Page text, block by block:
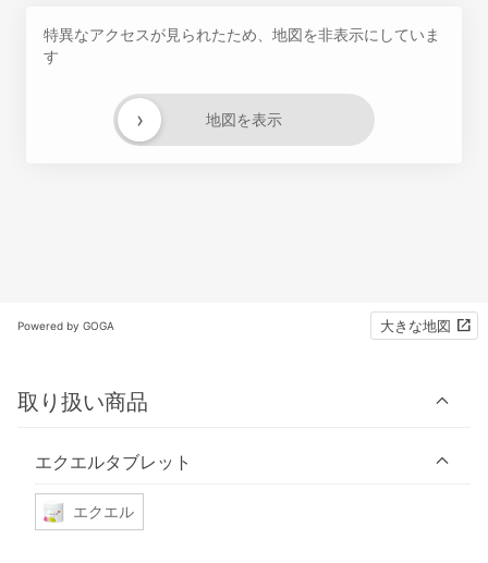
特異なアクセスが見られたため、地図を非表示にしていま
す
地図を表示
›
Powered by GOGA 大きな地図
取り扱い商品
エクエルタブレット
エクエル